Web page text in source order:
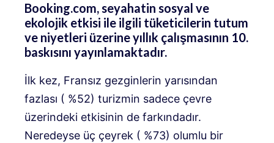
Booking.com, seyahatin sosyal ve
ekolojik etkisi ile ilgili tüketicilerin tutum
ve niyetleri üzerine yıllık çalışmasının 10.
baskısını yayınlamaktadır.
İlk kez, Fransız gezginlerin yarısından
fazlası ( %52) turizmin sadece çevre
üzerindeki etkisinin de farkındadır.
Neredeyse üç çeyrek ( %73) olumlu bir